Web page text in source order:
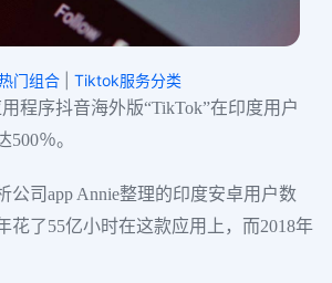
门组合
Tiktok服务分类
程序抖音海外版“TikTok”在印度用户
％。
公司app Annie整理的印度安卓用户数
花了55亿小时在这款应用上，而2018年